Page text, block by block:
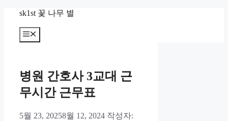
sk1st 꽃 나무 별
메
뉴
병원 간호사 3교대 근
무시간 근무표
5월 23, 20258월 12, 2024 작성자: